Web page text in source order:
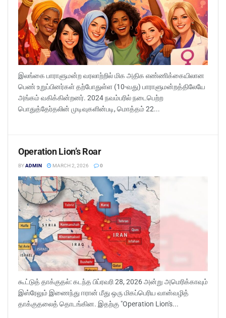
இலங்கை பாராளுமன்ற வரலாற்றில் மிக அதிக எண்ணிக்கையிலான
பெண் உறுப்பினர்கள் தற்போதுள்ள (10-வது) பாராளுமன்றத்திலேயே
அங்கம் வகிக்கின்றனர். 2024 நவம்பரில் நடைபெற்ற
பொதுத்தேர்தலின் முடிவுகளின்படி, மொத்தம் 22...
Operation Lion’s Roar
BYADMIN MARCH 2, 2026 0
கூட்டுத் தாக்குதல்: கடந்த பிப்ரவரி 28, 2026 அன்று அமெரிக்காவும்
இஸ்ரேலும் இணைந்து ஈரான் மீது ஒரு மிகப்பெரிய வான்வழித்
தாக்குதலைத் தொடங்கின. இதற்கு "Operation Lion's...